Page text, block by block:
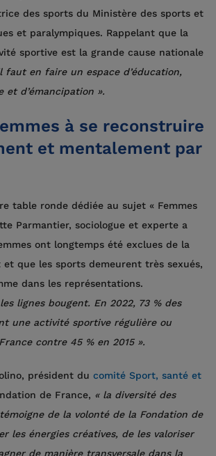
des sports du Ministère des sports et
et paralympiques. Rappelant que la
sportive est la grande cause nationale
faut en faire un espace d’éducation,
et d’émancipation ».
à se reconstruire
et mentalement par
table ronde dédiée au sujet « Femmes
Parmantier, sociologue et experte a
ont longtemps été exclues de la
que les sports demeurent très sexués,
dans les représentations.
lignes bougent. En 2022, 73 % des
une activité sportive régulière ou
contre 45 % en 2015 ».
président du comité Sport, santé et
de France, « la diversité des
de la volonté de la Fondation de
les énergies créatives, de les valoriser
de manière transversale dans la